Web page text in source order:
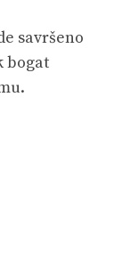
savršeno
bogat